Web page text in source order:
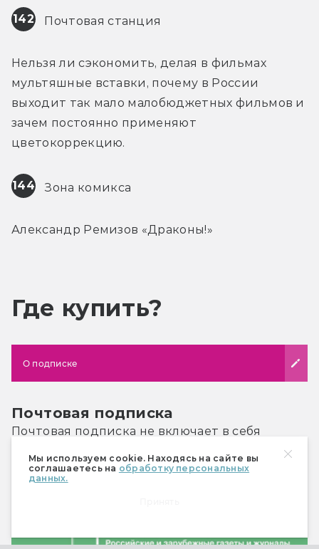
Мы используем cookie. Находясь на сайте вы
соглашаетесь на обработку персональных
данных.
142 Почтовая станция
Нельзя ли сэкономить, делая в фильмах
мультяшные вставки, почему в России
выходит так мало малобюджетных фильмов и
зачем постоянно применяют
цветокоррекцию.
144 Зона комикса
Александр Ремизов «Драконы!»
Где купить?
О подписке
Почтовая подписка
Почтовая подписка не включает в себя
спецвыпуски «Мира фантастики» . Их
необходимо приобретать отдельно.